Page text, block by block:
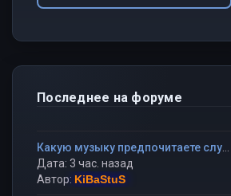
Последнее на форуме
Дата: 3 час. назад
Автор: KiBaStuS